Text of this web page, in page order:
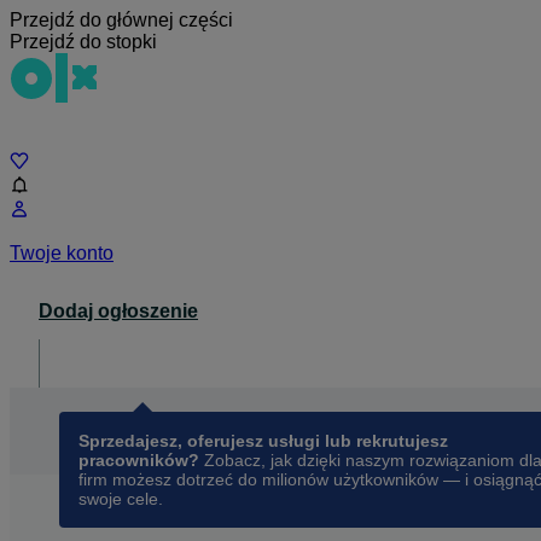
Przejdź do głównej części
Przejdź do stopki
Twoje konto
Dodaj ogłoszenie
Sprzedajesz, oferujesz usługi lub rekrutujesz
pracowników? Zobacz, jak dzięki naszym rozwiązaniom dla
firm możesz dotrzeć do milionów użytkowników — i osiągnąć
swoje cele.